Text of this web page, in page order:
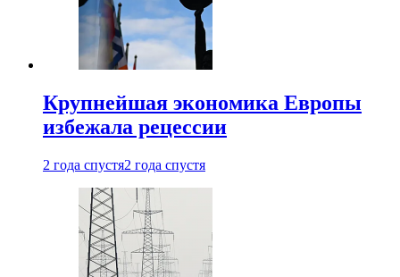
Крупнейшая экономика Европы
избежала рецессии
2 года спустя2 года спустя